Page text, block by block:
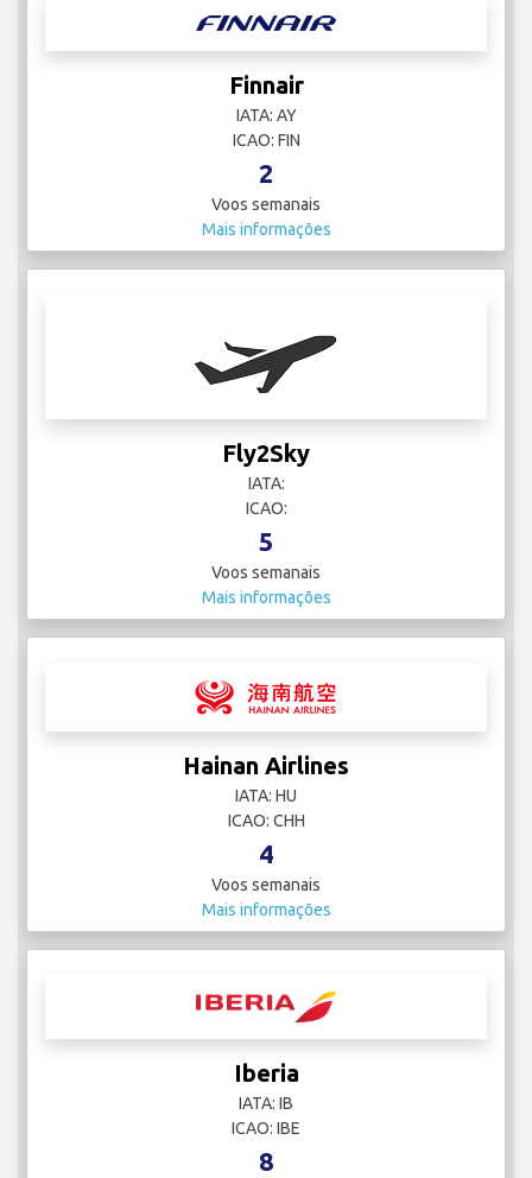
Finnair
IATA: AY
ICAO: FIN
2
Voos semanais
Mais informações
Fly2Sky
IATA:
ICAO:
5
Voos semanais
Mais informações
Hainan Airlines
IATA: HU
ICAO: CHH
4
Voos semanais
Mais informações
Iberia
IATA: IB
ICAO: IBE
8